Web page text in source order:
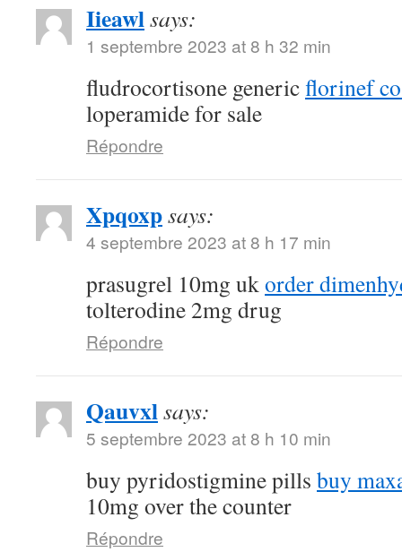
Iieawlsays:
1 septembre 2023 at 8 h 32 min
fludrocortisone genericflorinef
loperamide for sale
Répondre
Xpqoxpsays:
4 septembre 2023 at 8 h 17 min
prasugrel 10mg ukorder
tolterodine 2mg drug
Répondre
Qauvxlsays:
5 septembre 2023 at 8 h 10 min
buy pyridostigmine pills buy
10mg over the counter
Répondre